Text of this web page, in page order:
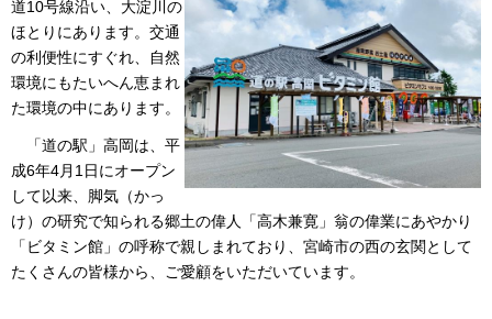
道10号線沿い、大淀川の
ほとりにあります。交通
の利便性にすぐれ、自然
環境にもたいへん恵まれ
た環境の中にあります。
「道の駅」 高岡は、平
成6年4月1日にオープン
して以来、脚気（かっ
け）の研究で知られる郷土の偉人「高木兼寛」翁の偉業にあやかり
「ビタミン館」の呼称で親しまれており、宮崎市の西の玄関として
たくさんの皆様から、ご愛顧をいただいています。